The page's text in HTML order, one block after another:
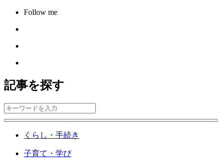
Follow me
記事を探す
くらし・手続き
子育て・学び